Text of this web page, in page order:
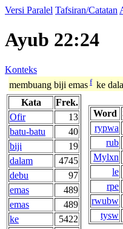
Versi Paralel Tafsiran/Catatan
Ayub 22:24
Konteks
membuang biji emas f ke
Kata
Frek.
Ofir
13
batu-batu
40
biji
19
dalam
4745
debu
97
emas
489
emas
489
ke
5422
Word
rypwa
rub
Mylxn
le
rpe
rwubw
tysw